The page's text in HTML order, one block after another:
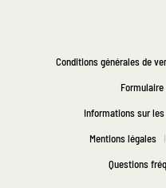
Conditions générales de
Informations sur
Mentions légales
Questions